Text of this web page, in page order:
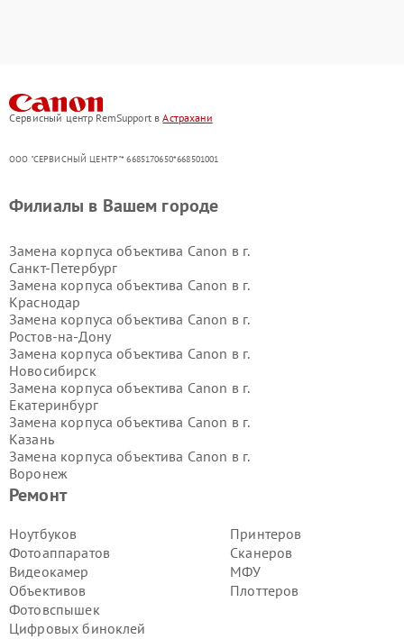
Сервисный центр RemSupport вАстрахани
ООО "СЕРВИСНЫЙ ЦЕНТР"* 6685170650*668501001
Ремонт
Ноутбуков
Фотоаппаратов
Видеокамер
Объективов
Фотовспышек
Цифровых биноклей
Принтеров
Сканеров
МФУ
Плоттеров
Филиалы в Вашем городе
Замена корпуса объектива Canon в г.
Санкт-Петербург
Замена корпуса объектива Canon в г.
Краснодар
Замена корпуса объектива Canon в г.
Ростов-на-Дону
Замена корпуса объектива Canon в г.
Новосибирск
Замена корпуса объектива Canon в г.
Екатеринбург
Замена корпуса объектива Canon в г.
Казань
Замена корпуса объектива Canon в г.
Воронеж
Замена корпуса объектива Canon в г.
Замена корпуса объектива Canon в г.
Самара
Замена корпуса объектива Canon в г.
Пермь
Замена корпуса объектива Canon в г.
Красноярск
Замена корпуса объектива Canon в г.